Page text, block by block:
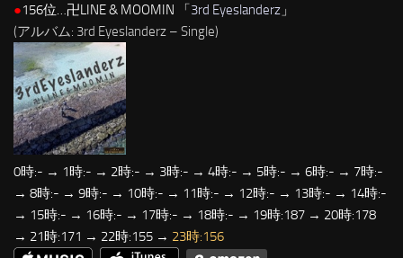
●156位…卍LINE & MOOMIN 「3rd Eyeslanderz 」
(アルバム: 3rd Eyeslanderz – Single)
0時:- → 1時:- → 2時:- → 3時:- → 4時:- → 5時:- → 6時:- → 7時:-
→ 8時:- → 9時:- → 10時:- → 11時:- → 12時:- → 13時:- → 14時:-
→ 15時:- → 16時:- → 17時:- → 18時:- → 19時:187 → 20時:178
→ 21時:171 → 22時:155 → 23時:156